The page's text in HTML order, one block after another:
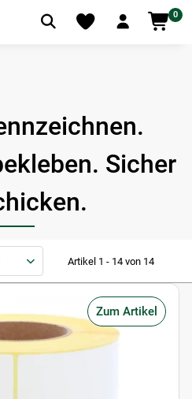
0
Sicher
Artikel 1 - 14 von 14
Zum Artikel